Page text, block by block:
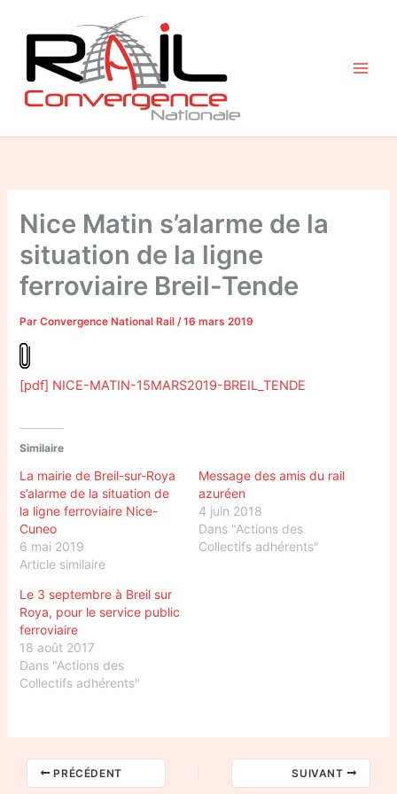
contenu
Nice Matin s’alarme de la
situation de la ligne
ferroviaire Breil-Tende
ParConvergence National Rail/16 mars 2019
[pdf] NICE-MATIN-15MARS2019-BREIL_TENDE
Similaire
La mairie de Breil-sur-Roya
s’alarme de la situation de
la ligne ferroviaire Nice-
Cuneo
6 mai 2019
Article similaire
Message des amis du rail
azuréen
4 juin 2018
Dans "Actions des
Collectifs adhérents"
Le 3 septembre à Breil sur
Roya, pour le service public
ferroviaire
18 août 2017
Dans "Actions des
Collectifs adhérents"
PRÉCÉDENT SUIVANT